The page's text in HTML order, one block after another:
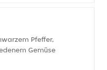
Pfeffer,
Gemüse